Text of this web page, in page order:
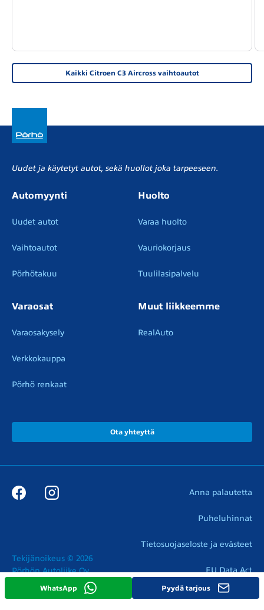
WhatsApp Pyydä tarjous
Kaikki Citroen C3 Aircross vaihtoautot
Uudet ja käytetyt autot, sekä huollot joka tarpeeseen.
Automyynti
Uudet autot
Vaihtoautot
Pörhötakuu
Huolto
Varaa huolto
Vauriokorjaus
Tuulilasipalvelu
Varaosat
Varaosakysely
Verkkokauppa
Pörhö renkaat
Muut liikkeemme
RealAuto
Ota yhteyttä
Tekijänoikeus © 2026
Pörhön Autoliike Oy
Anna palautetta
Puheluhinnat
Tietosuojaseloste ja evästeet
EU Data Act